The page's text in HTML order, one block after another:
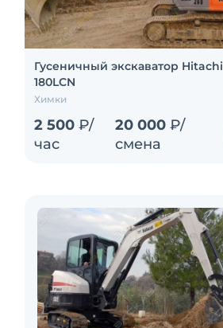
Гусеничный экскаватор Hitachi
180LCN
Химки
2 500 ₽/
час
20 000₽/
смена